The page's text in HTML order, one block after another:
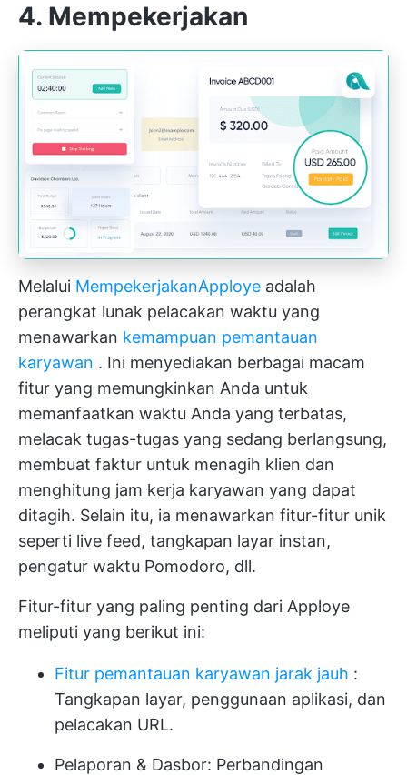
4. Mempekerjakan
Melalui MempekerjakanApploye adalah
perangkat lunak pelacakan waktu yang
menawarkan kemampuan pemantauan
karyawan . Ini menyediakan berbagai macam
fitur yang memungkinkan Anda untuk
memanfaatkan waktu Anda yang terbatas,
melacak tugas-tugas yang sedang berlangsung,
membuat faktur untuk menagih klien dan
menghitung jam kerja karyawan yang dapat
ditagih. Selain itu, ia menawarkan fitur-fitur unik
seperti live feed, tangkapan layar instan,
pengatur waktu Pomodoro, dll.
Fitur-fitur yang paling penting dari Apploye
meliputi yang berikut ini:
Fitur pemantauan karyawan jarak jauh :
Tangkapan layar, penggunaan aplikasi, dan
pelacakan URL.
Pelaporan & Dasbor: Perbandingan